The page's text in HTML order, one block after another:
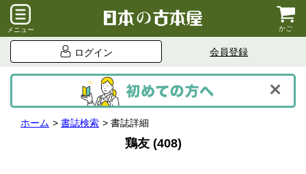
メニュー かご
ログイン 会員登録
ホーム 書誌検索 書誌詳細
鶏友 (408)